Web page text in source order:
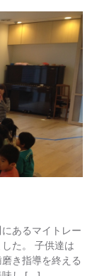
あるマイトレー
た。 子供達は
き指導を終える